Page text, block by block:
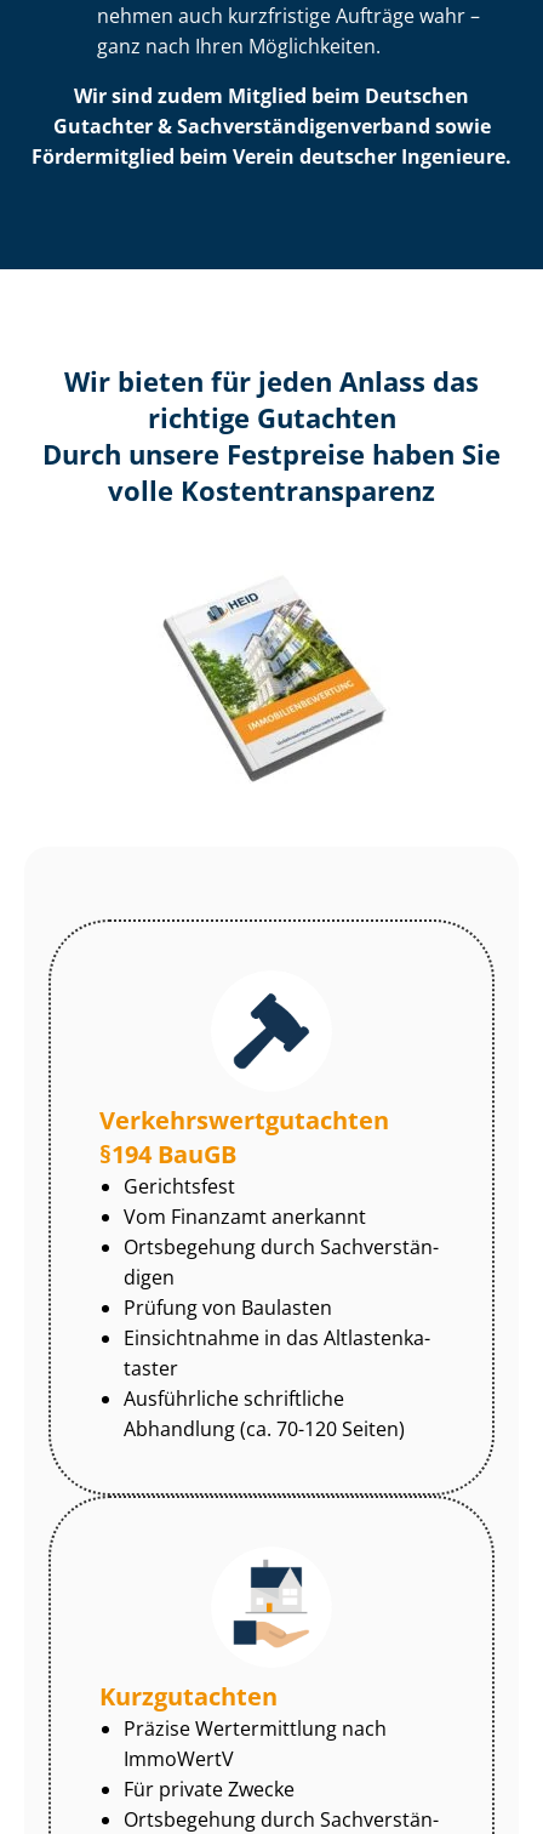
nehmen auch kurzfristige Aufträge wahr –
ganz nach Ihren Möglichkeiten.
Wir sind zudem Mitglied beim Deutschen
Gutachter & Sach­ver­stän­di­gen­ver­band sowie
Fördermitglied beim Verein deutscher Ingenieure.
Wir bieten für jeden Anlass das
richtige Gutachten
Durch unsere Festpreise haben Sie
volle Kosten­transparenz
Ver­kehrs­wert­gut­ach­ten
§194 BauGB
Gerichtsfest
Vom Finanzamt anerkannt
Ortsbegehung durch Sach­ver­stän­
di­gen
Prüfung von Baulasten
Einsichtnahme in das Alt­las­ten­ka­
tas­ter
Ausführliche schriftliche
Abhandlung (ca. 70-120 Seiten)
Kurzgutachten
Präzise Wertermittlung nach
ImmoWertV
Für private Zwecke
Ortsbegehung durch Sach­ver­stän­